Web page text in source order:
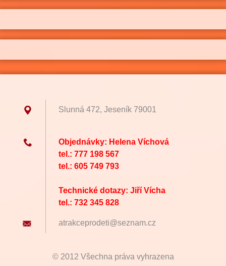
Slunná 472, Jeseník 79001
Objednávky: Helena Víchová
tel.: 777 198 567
tel.: 605 749 793
Technické dotazy: Jiří Vícha
tel.: 732 345 828
atrakceprodeti@seznam.cz
© 2012 Všechna práva vyhrazena